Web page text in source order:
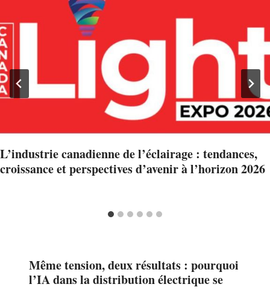
L’industrie canadienne de l’éclairage : tendances,
croissance et perspectives d’avenir à l’horizon 2026
Même tension, deux résultats : pourquoi
l’IA dans la distribution électrique se